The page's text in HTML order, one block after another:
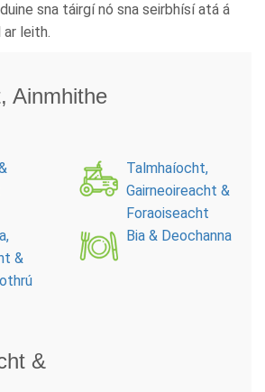
sna táirgí nó sna seirbhísí atá á
leith.
Ainmhithe
Talmhaíocht,
Gairneoireacht &
Foraoiseacht
&
Bia & Deochanna
&